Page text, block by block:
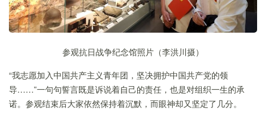
参观抗日战争纪念馆照片（李洪川摄）
“我志愿加入中国共产主义青年团，坚决拥护中国共产党的领
导……”一句句誓言既是诉说着自己的责任，也是对组织一生的承
诺。参观结束后大家依然保持着沉默，而眼神却又坚定了几分。